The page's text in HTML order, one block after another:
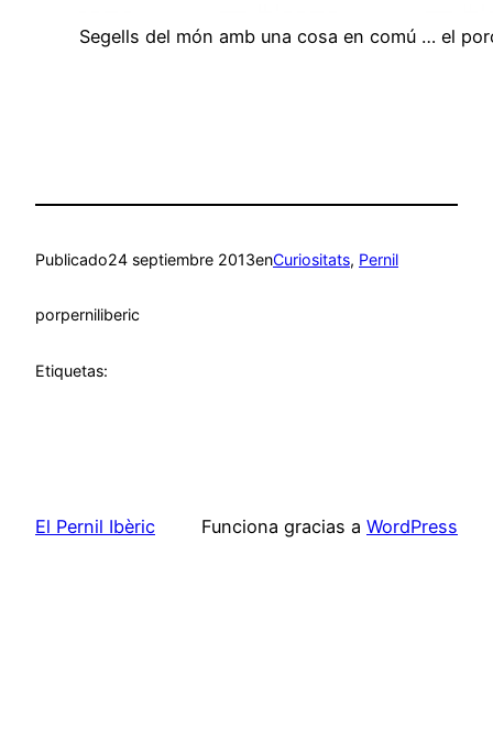
Segells del món amb una cosa en comú … el
Publicado24 septiembre 2013enCuriositats, Pernil
porperniliberic
Etiquetas:
El Pernil Ibèric Funciona gracias a WordPress